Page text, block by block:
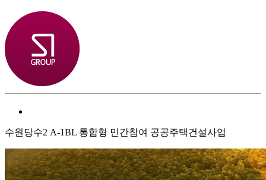
수원당수2 A-1BL 통합형 민간참여 공공주택건설사업